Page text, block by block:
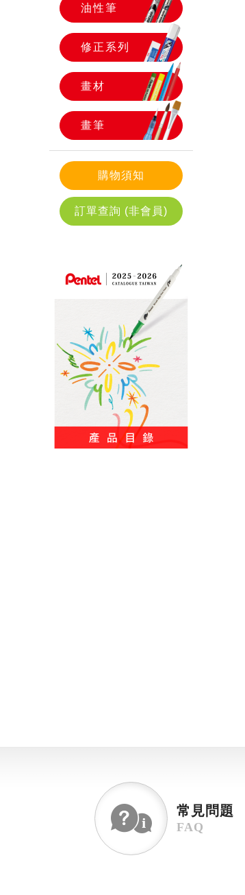
油性筆
修正系列
畫材
畫筆
購物須知
訂單查詢 (非會員)
常見問題
FAQ